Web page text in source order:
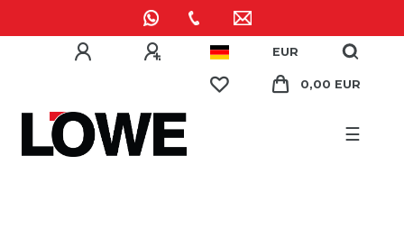
EUR
0,00 EUR
☰